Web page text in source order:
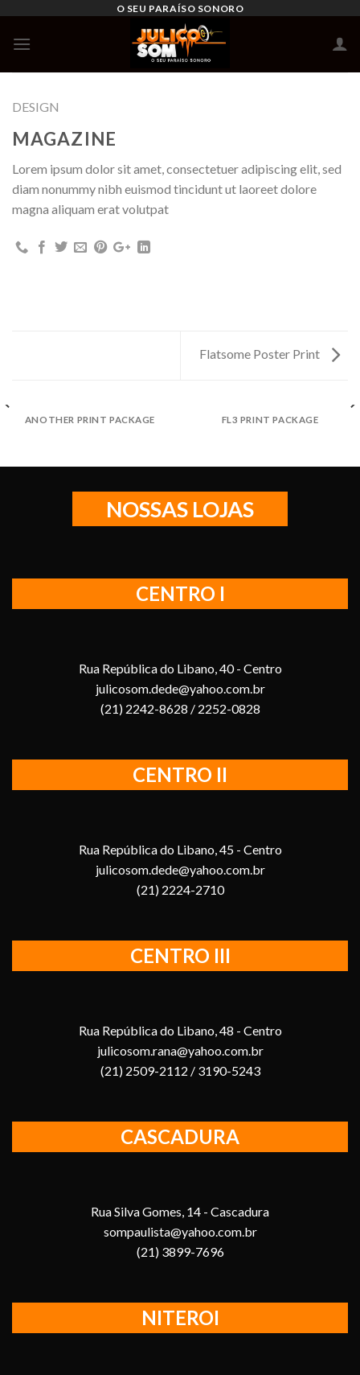
content
O SEU PARAÍSO SONORO
DESIGN
MAGAZINE
Lorem ipsum dolor sit amet, consectetuer adipiscing elit, sed
diam nonummy nibh euismod tincidunt ut laoreet dolore
magna aliquam erat volutpat
Flatsome Poster Print
ANOTHER PRINT PACKAGE FL3 PRINT PACKAGE
NOSSAS LOJAS
CENTRO I
Rua República do Libano, 40 - Centro
julicosom.dede@yahoo.com.br
(21) 2242-8628 / 2252-0828
CENTRO II
Rua República do Libano, 45 - Centro
julicosom.dede@yahoo.com.br
(21) 2224-2710
CENTRO III
Rua República do Libano, 48 - Centro
julicosom.rana@yahoo.com.br
(21) 2509-2112 / 3190-5243
CASCADURA
Rua Silva Gomes, 14 - Cascadura
sompaulista@yahoo.com.br
(21) 3899-7696
NITEROI